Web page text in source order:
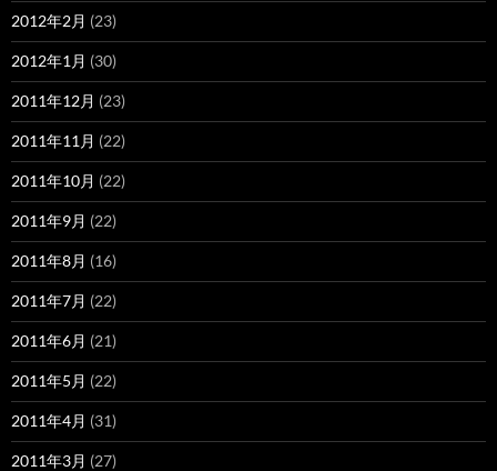
2012年2月 (23)
2012年1月 (30)
2011年12月 (23)
2011年11月 (22)
2011年10月 (22)
2011年9月 (22)
2011年8月 (16)
2011年7月 (22)
2011年6月 (21)
2011年5月 (22)
2011年4月 (31)
2011年3月 (27)